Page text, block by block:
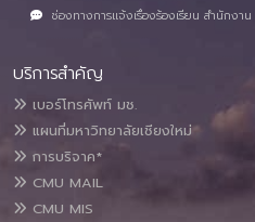
ช่องทางการแจ้งเรื่องร้องเรียน สำนักงา
บริการสำคัญ
เบอร์โทรศัพท์ มช.
แผนที่มหาวิทยาลัยเชียงใหม่
การบริจาค*
CMU MAIL
CMU MIS